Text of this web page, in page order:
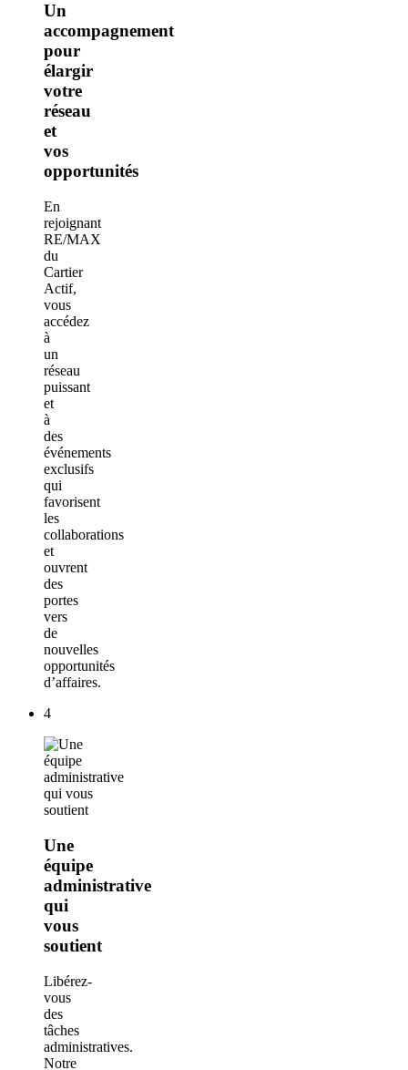
Un
accompagnement
pour
élargir
votre
réseau
et
vos
opportunités
En
rejoignant
RE/MAX
du
Cartier
Actif,
vous
accédez
à
un
réseau
puissant
et
à
des
événements
exclusifs
qui
favorisent
les
collaborations
et
ouvrent
des
portes
vers
de
nouvelles
opportunités
d’affaires.
4
Une
équipe
administrative
qui
vous
soutient
Libérez-
vous
des
tâches
administratives.
Notre